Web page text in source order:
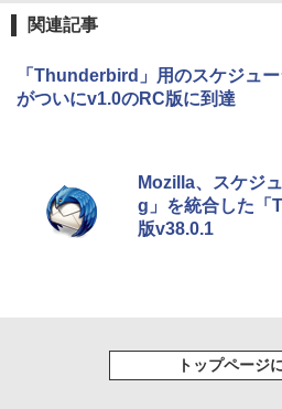
関連記事
「Thunderbird」用のスケジュ
がついにv1.0のRC版に到達
Mozilla、スケジ
g」を統合した「
版v38.0.1
トップページ